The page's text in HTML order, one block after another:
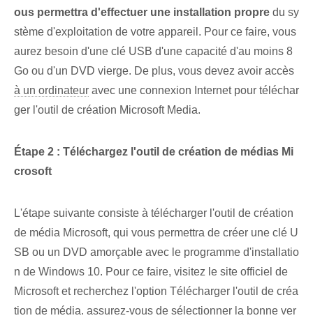
ous permettra d'effectuer une installation propre du ⁢sy
stème d'exploitation de votre appareil. Pour ce faire, vous
aurez besoin d'une clé USB d'une capacité d'au moins 8
Go ou d'un DVD vierge. De plus,‌ vous devez avoir accès
à un ordinateur avec une connexion Internet⁣ pour téléchar
ger l'outil de création Microsoft Media.
Étape 2 : Téléchargez l'outil de création de médias Mi
crosoft⁢
L'étape suivante consiste à télécharger l'outil de création
de média Microsoft, qui vous permettra de créer une clé U
SB ou un DVD amorçable avec le programme d'installatio
n de Windows 10. Pour ce faire, visitez le site officiel de
Microsoft et recherchez l'option Télécharger l'outil de créa
tion de média. assurez-vous de sélectionner la bonne ver